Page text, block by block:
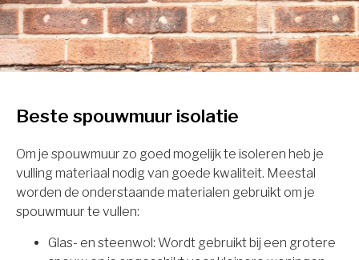
Beste spouwmuur isolatie
Om je spouwmuur zo goed mogelijk te isoleren heb je
vulling materiaal nodig van goede kwaliteit. Meestal
worden de onderstaande materialen gebruikt om je
spouwmuur te vullen:
Glas- en steenwol: Wordt gebruikt bij een grotere